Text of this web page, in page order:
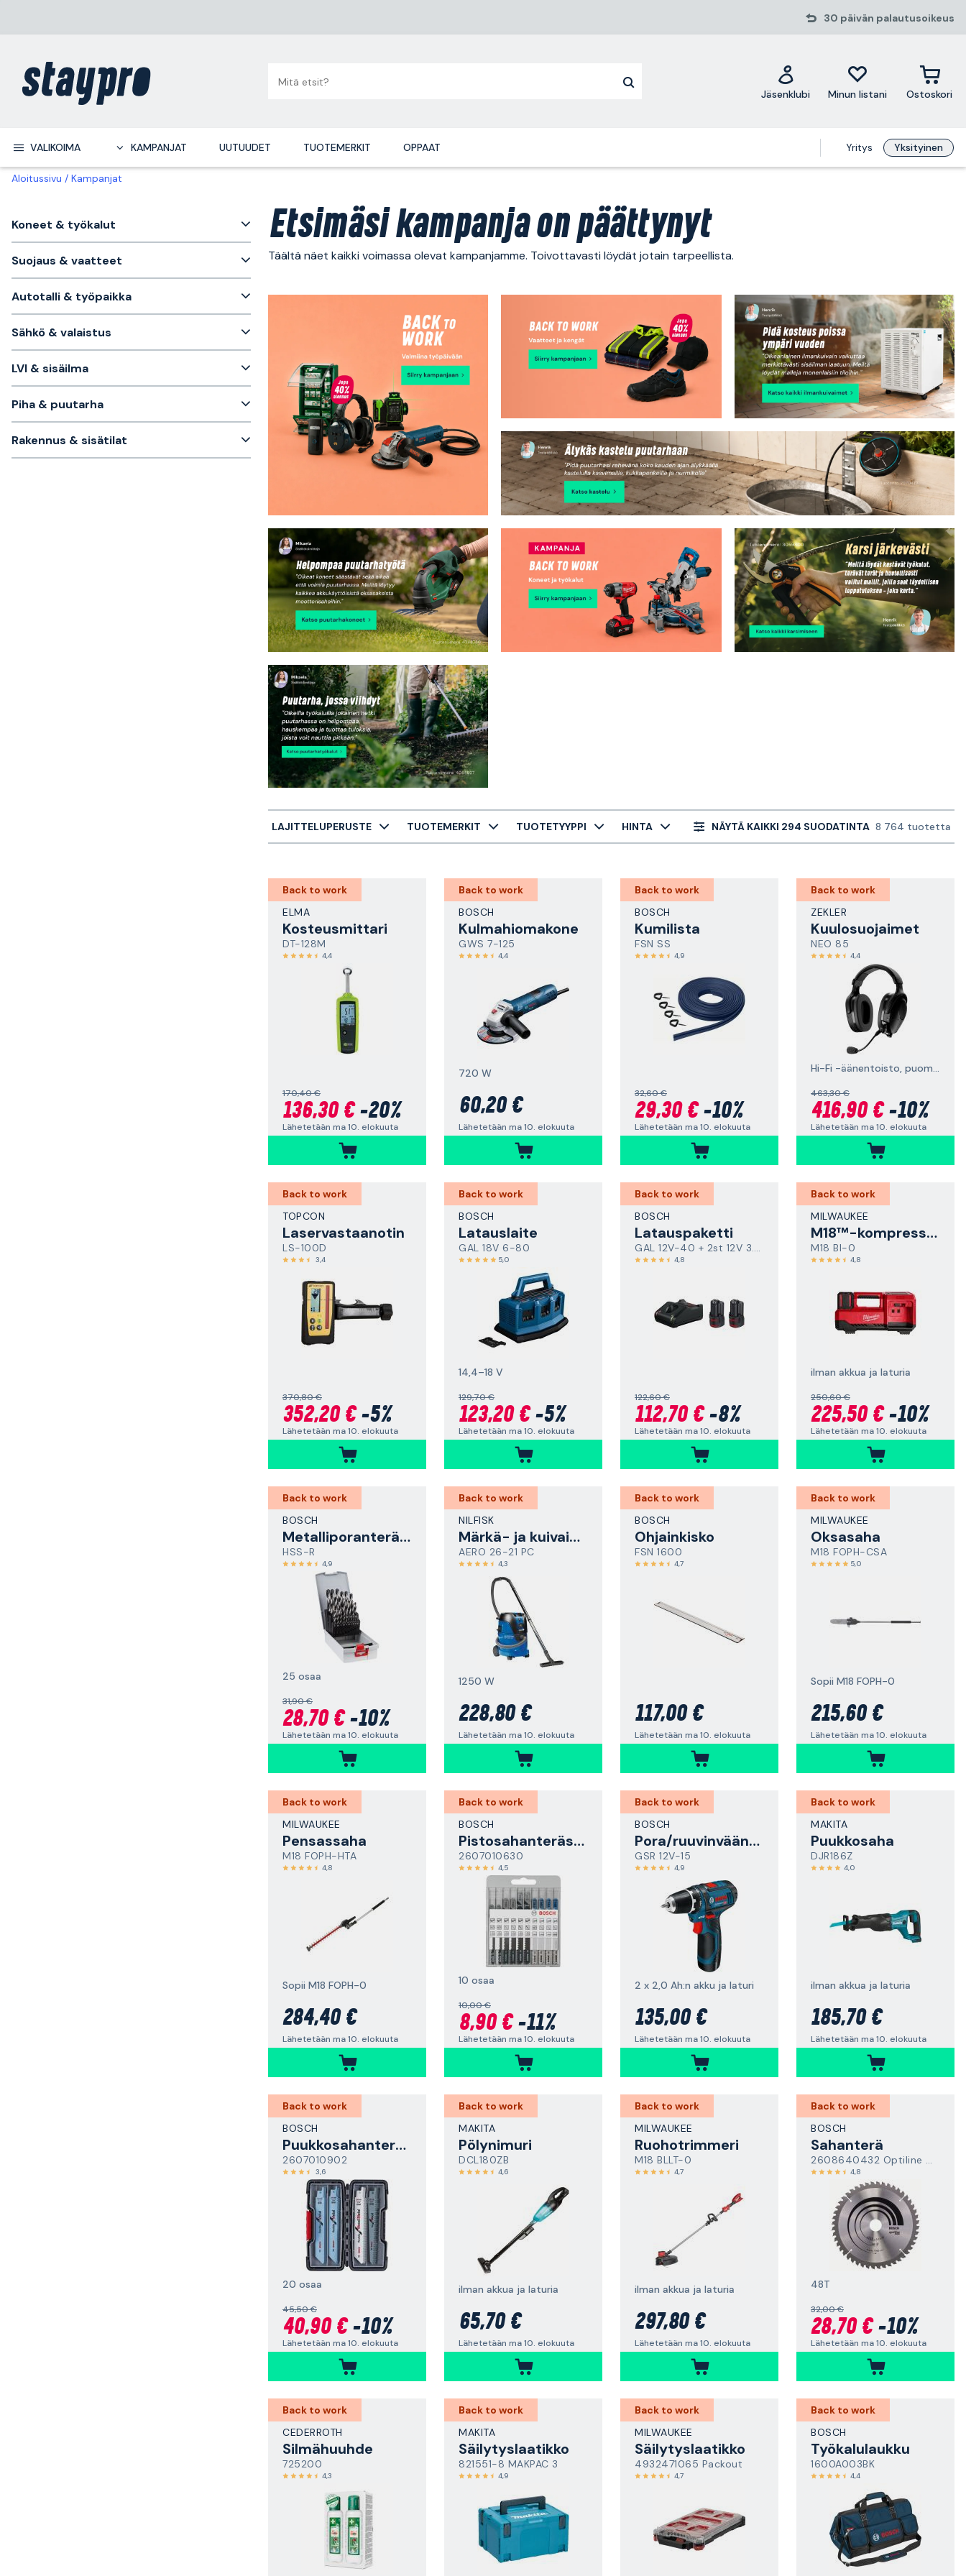
30 päivän palautusoikeus
Jäsenklubi Minun listani Ostoskori
VALIKOIMA KAMPANJAT UUTUUDET TUOTEMERKIT OPPAAT Yritys Yksityinen
Aloitussivu Kampanjat
Koneet & työkalut
Suojaus & vaatteet
Autotalli & työpaikka
Sähkö & valaistus
LVI & sisäilma
Piha & puutarha
Rakennus & sisätilat
Etsimäsi kampanja on päättynyt
Täältä näet kaikki voimassa olevat kampanjamme. Toivottavasti löydät jotain tarpeellista.
LAJITTELUPERUSTE TUOTEMERKIT TUOTETYYPPI HINTA NÄYTÄ KAIKKI 294 SUODATINTA 8 764 tuotetta
Back to work
ELMA
Kosteusmittari
DT-128M
4,4
170,40 €
136,30 €-20%
Lähetetään ma 10. elokuuta
Back to work
BOSCH
Kulmahiomakone
GWS 7-125
4,4
720 W
60,20 €
Lähetetään ma 10. elokuuta
Back to work
BOSCH
Kumilista
FSN SS
4,9
32,60 €
29,30 €-10%
Lähetetään ma 10. elokuuta
Back to work
ZEKLER
Kuulosuojaimet
NEO 85
4,4
Hi-Fi -äänentoisto, puomimikrofoni, korkealaatuinen kuuntelutoiminto (Natural Sound Transparency) ja Bluetooth®
463,30 €
416,90 €-10%
Lähetetään ma 10. elokuuta
Back to work
TOPCON
Laservastaanotin
LS-100D
3,4
370,80 €
352,20 €-5%
Lähetetään ma 10. elokuuta
Back to work
BOSCH
Latauslaite
GAL 18V 6-80
5,0
14,4–18 V
129,70 €
123,20 €-5%
Lähetetään ma 10. elokuuta
Back to work
BOSCH
Latauspaketti
GAL 12V-40 + 2st 12V 3.0Ah
4,8
122,60 €
112,70 €-8%
Lähetetään ma 10. elokuuta
Back to work
MILWAUKEE
M18™-kompressori
M18 BI-0
4,8
ilman akkua ja laturia
250,60 €
225,50 €-10%
Lähetetään ma 10. elokuuta
Back to work
BOSCH
Metalliporanteräsarja
HSS-R
4,9
25 osaa
31,90 €
28,70 €-10%
Lähetetään ma 10. elokuuta
Back to work
NILFISK
Märkä- ja kuivaimuri
AERO 26-21 PC
4,3
1250 W
228,80 €
Lähetetään ma 10. elokuuta
Back to work
BOSCH
Ohjainkisko
FSN 1600
4,7
117,00 €
Lähetetään ma 10. elokuuta
Back to work
MILWAUKEE
Oksasaha
M18 FOPH-CSA
5,0
Sopii M18 FOPH-0
215,60 €
Lähetetään ma 10. elokuuta
Back to work
MILWAUKEE
Pensassaha
M18 FOPH-HTA
4,8
Sopii M18 FOPH-0
284,40 €
Lähetetään ma 10. elokuuta
Back to work
BOSCH
Pistosahanteräsarja
2607010630
4,5
10 osaa
10,00 €
8,90 €-11%
Lähetetään ma 10. elokuuta
Back to work
BOSCH
Pora/ruuvinväännin
GSR 12V-15
4,9
2 x 2,0 Ah:n akku ja laturi
135,00 €
Lähetetään ma 10. elokuuta
Back to work
MAKITA
Puukkosaha
DJR186Z
4,0
ilman akkua ja laturia
185,70 €
Lähetetään ma 10. elokuuta
Back to work
BOSCH
Puukkosahanteräsarja
2607010902
3,6
20 osaa
45,50 €
40,90 €-10%
Lähetetään ma 10. elokuuta
Back to work
MAKITA
Pölynimuri
DCL180ZB
4,6
ilman akkua ja laturia
65,70 €
Lähetetään ma 10. elokuuta
Back to work
MILWAUKEE
Ruohotrimmeri
M18 BLLT-0
4,7
ilman akkua ja laturia
297,80 €
Lähetetään ma 10. elokuuta
Back to work
BOSCH
Sahanterä
2608640432 Optiline Wood
4,8
48T
32,00 €
28,70 €-10%
Lähetetään ma 10. elokuuta
Back to work
CEDERROTH
Silmähuuhde
725200
4,3
Back to work
MAKITA
Säilytyslaatikko
821551-8 MAKPAC 3
4,9
Back to work
MILWAUKEE
Säilytyslaatikko
4932471065 Packout
4,7
Back to work
BOSCH
Työkalulaukku
1600A003BK
4,4